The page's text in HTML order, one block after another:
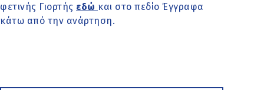
φετινής Γιορτής εδώ και στο πεδίο Έγγραφα
κάτω από την ανάρτηση.